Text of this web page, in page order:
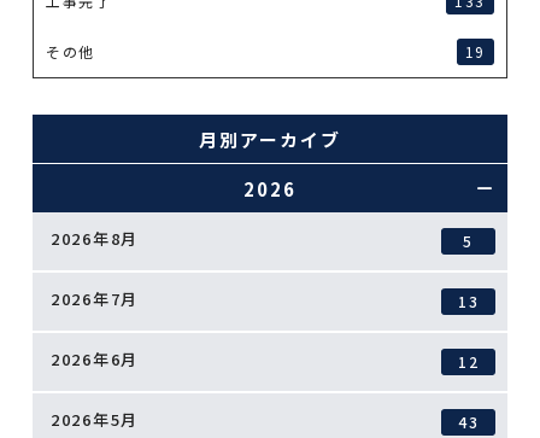
その他 19
月別アーカイブ
2026
2026年8月 5
2026年7月 13
2026年6月 12
2026年5月 43